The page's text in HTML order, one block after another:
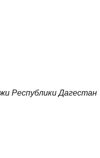
Республики Дагестан